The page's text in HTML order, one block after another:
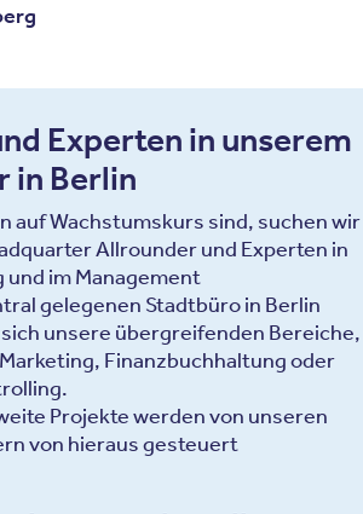
Experten in unserem
in Berlin
auf Wachstumskurs sind, suchen wir
Allrounder und Experten in
und im Management
gelegenen Stadtbüro in Berlin
unsere übergreifenden Bereiche,
Marketing, Finanzbuchhaltung oder
Projekte werden von unseren
von hieraus gesteuert